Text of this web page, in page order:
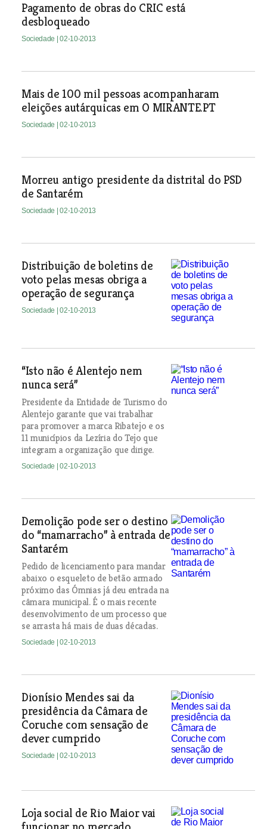
Pagamento de obras do CRIC está
desbloqueado
Sociedade | 02-10-2013
Mais de 100 mil pessoas acompanharam
eleições autárquicas em O MIRANTE.PT
Sociedade | 02-10-2013
Morreu antigo presidente da distrital do PSD
de Santarém
Sociedade | 02-10-2013
Distribuição de boletins de
voto pelas mesas obriga a
operação de segurança
Sociedade | 02-10-2013
“Isto não é Alentejo nem
nunca será”
Presidente da Entidade de Turismo do
Alentejo garante que vai trabalhar
para promover a marca Ribatejo e os
11 municípios da Lezíria do Tejo que
integram a organização que dirige.
Sociedade | 02-10-2013
Demolição pode ser o destino
do “mamarracho” à entrada de
Santarém
Pedido de licenciamento para mandar
abaixo o esqueleto de betão armado
próximo das Ómnias já deu entrada na
câmara municipal. É o mais recente
desenvolvimento de um processo que
se arrasta há mais de duas décadas.
Sociedade | 02-10-2013
Dionísio Mendes sai da
presidência da Câmara de
Coruche com sensação de
dever cumprido
Sociedade | 02-10-2013
Loja social de Rio Maior vai